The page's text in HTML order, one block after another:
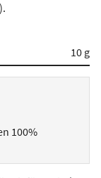
10 g
100%